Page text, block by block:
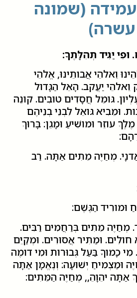
(שמונה
עשרה)
יַגִּיד תְּהִלָּתֶךָ:
וֵאלהֵי אֲבותֵינוּ, אֱלהֵי
יַעֲקב. הָאֵל הַגָּדול
גּומֵל חֲסָדִים טובִים. קונֵה
וּמֵבִיא גּואֵל לִבְנֵי בְנֵיהֶם
עוזֵר וּמושִׁיעַ וּמָגֵן: בָּרוּךְ
מְחַיֶּה מֵתִים אַתָּה. רַב
וּמורִיד הַגֶּשֶׁם:
מְחַיֶּה מֵתִים בְּרַחֲמִים רַבִּים.
חולִים. וּמַתִּיר אֲסוּרִים. וּמְקַיֵּם
כָמוךָ בַּעַל גְּבוּרות וּמִי דומֶה
וּמַצְמִיחַ יְשׁוּעָה: וְנֶאֱמָן אַתָּה
אַתָּה יהֵוָהֵ,, מְחַיֶּה הַמֵּתִים: